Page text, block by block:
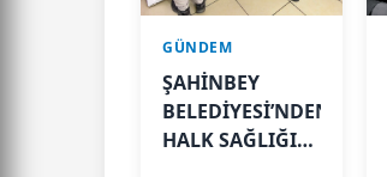
GÜNDEM
ŞAHİNBEY
BELEDİYESİ’NDEN
HALK SAĞLIĞI